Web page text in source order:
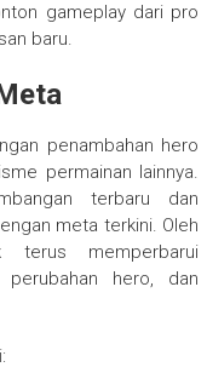
gameplay dari pro
baru.
penambahan hero
permainan lainnya.
terbaru dan
meta terkini. Oleh
memperbarui
hero, dan